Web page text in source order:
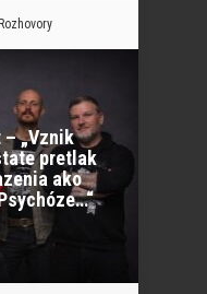
Rozhovory
„Vznik
pretlak
ako